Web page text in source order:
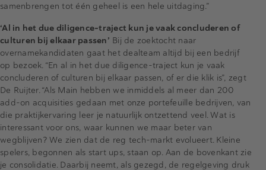
samenbrengen tot één geheel is een hele uitdaging.”
‘Al in het due diligence-traject kun je vaak concluderen of
culturen bij elkaar passen’ Bij de zoektocht naar
overnamekandidaten gaat het dealteam altijd bij een bedrijf
op bezoek. “En al in het due diligence-traject kun je vaak
concluderen of culturen bij elkaar passen, of er die klik is”, zegt
De Ruijter. “Als Main hebben we inmiddels al meer dan 200
add-on acquisities gedaan met onze portefeuille bedrijven, van
die praktijkervaring leer je natuurlijk ontzettend veel. Wat is
interessant voor ons, waar kunnen we maar beter van
wegblijven? We zien dat de reg tech-markt evolueert. Kleine
spelers, begonnen als start ups, staan op. Aan de bovenkant zie
je consolidatie. Daarbij neemt, als gezegd, de regelgeving druk